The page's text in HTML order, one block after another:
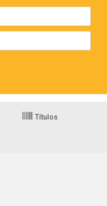
Títulos